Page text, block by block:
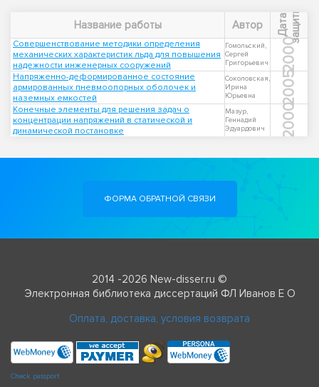
Название работы Автор Д
а
т
а
з
а
щ
и
т ы
Совершенствование методики определения
механических характеристик льда для повышения
надежности инженерных сооружений
Гомольский,
Сергей
Григорьевич
2000
Напряженно-деформированное состояние
армированных пневмоопорных оболочек и
наземных емкостей
Соколовская,
Ирина
Юрьевна
2005
Конечные элементы для решения задач о
концентрации напряжений в статической и
динамической постановке
Мазур,
Геннадий
Эдуардович
2000
ФОРМА ОБРАТНОЙ СВЯЗИ
2014 -2026 New-disser.ru ©
Электронная библиотека диссертаций ФЛ Иванов Е О
Оплата, доставка, условия возврата
Check passport